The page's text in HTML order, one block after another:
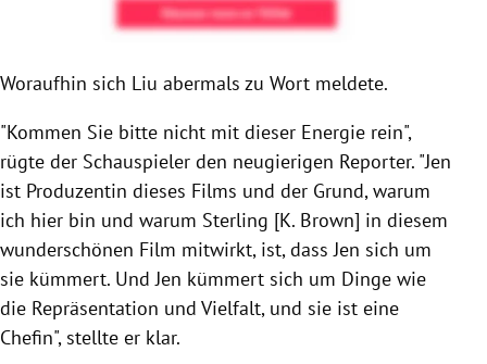
Woraufhin sich Liu abermals zu Wort meldete.
"Kommen Sie bitte nicht mit dieser Energie rein",
rügte der Schauspieler den neugierigen Reporter. "Jen
ist Produzentin dieses Films und der Grund, warum
ich hier bin und warum Sterling [K. Brown] in diesem
wunderschönen Film mitwirkt, ist, dass Jen sich um
sie kümmert. Und Jen kümmert sich um Dinge wie
die Repräsentation und Vielfalt, und sie ist eine
Chefin", stellte er klar.